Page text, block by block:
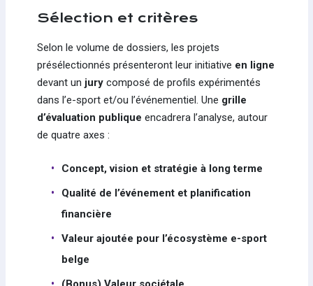
Sélection et critères
Selon le volume de dossiers, les projets
présélectionnés présenteront leur initiative en ligne
devant un jurycomposé de profils expérimentés
dans l’e-sport et/ou l’événementiel. Une grille
d’évaluation publique encadrera l’analyse, autour
de quatre axes :
Concept, vision et stratégie à long terme
Qualité de l’événement et planification
financière
Valeur ajoutée pour l’écosystème e-sport
belge